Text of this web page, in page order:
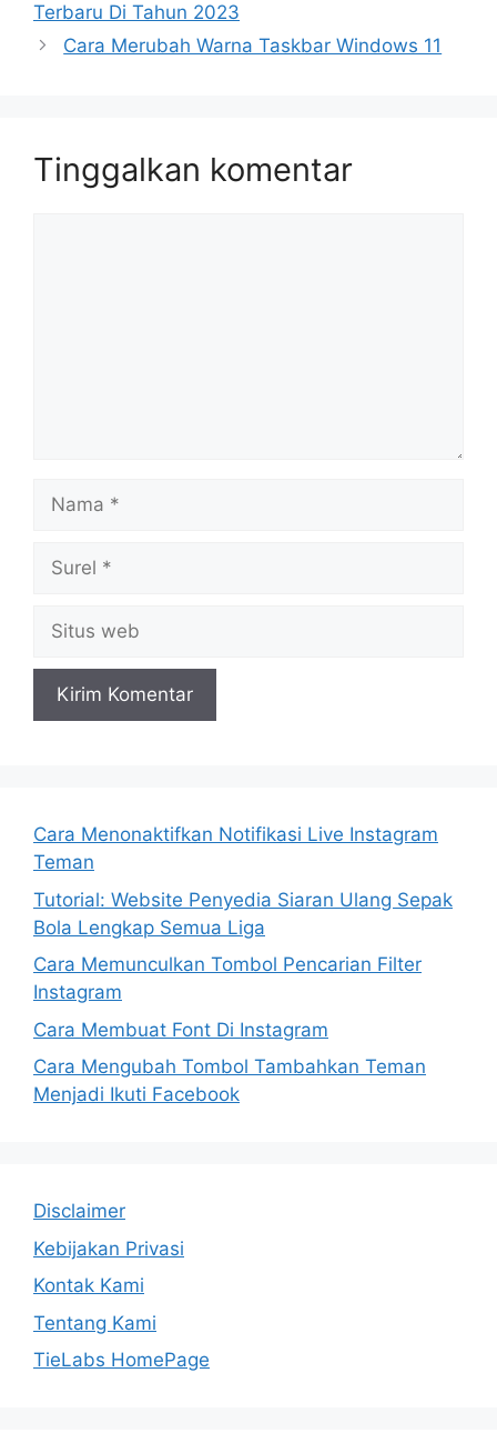
Terbaru Di Tahun 2023
Cara Merubah Warna Taskbar Windows 11
Tinggalkan komentar
Nama
Surel
Situs
web
Cara Menonaktifkan Notifikasi Live Instagram
Teman
Tutorial: Website Penyedia Siaran Ulang Sepak
Bola Lengkap Semua Liga
Cara Memunculkan Tombol Pencarian Filter
Instagram
Cara Membuat Font Di Instagram
Cara Mengubah Tombol Tambahkan Teman
Menjadi Ikuti Facebook
Disclaimer
Kebijakan Privasi
Kontak Kami
Tentang Kami
TieLabs HomePage